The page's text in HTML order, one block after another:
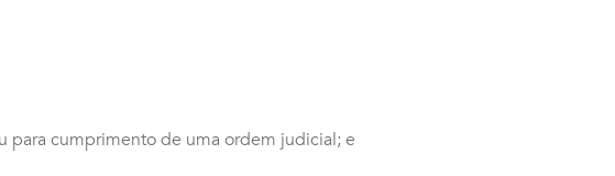
para cumprimento de uma ordem judicial; e